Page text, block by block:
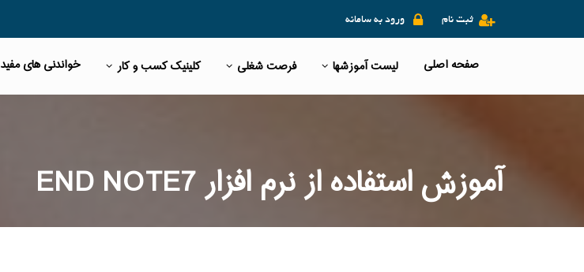
ورود به سامانه ثبت نام
صفحه اصلی لیست آموزشها فرصت شغلی کلینیک کسب و کار خواندنی های مفید
آموزش استفاده از نرم افزار END NOTE7